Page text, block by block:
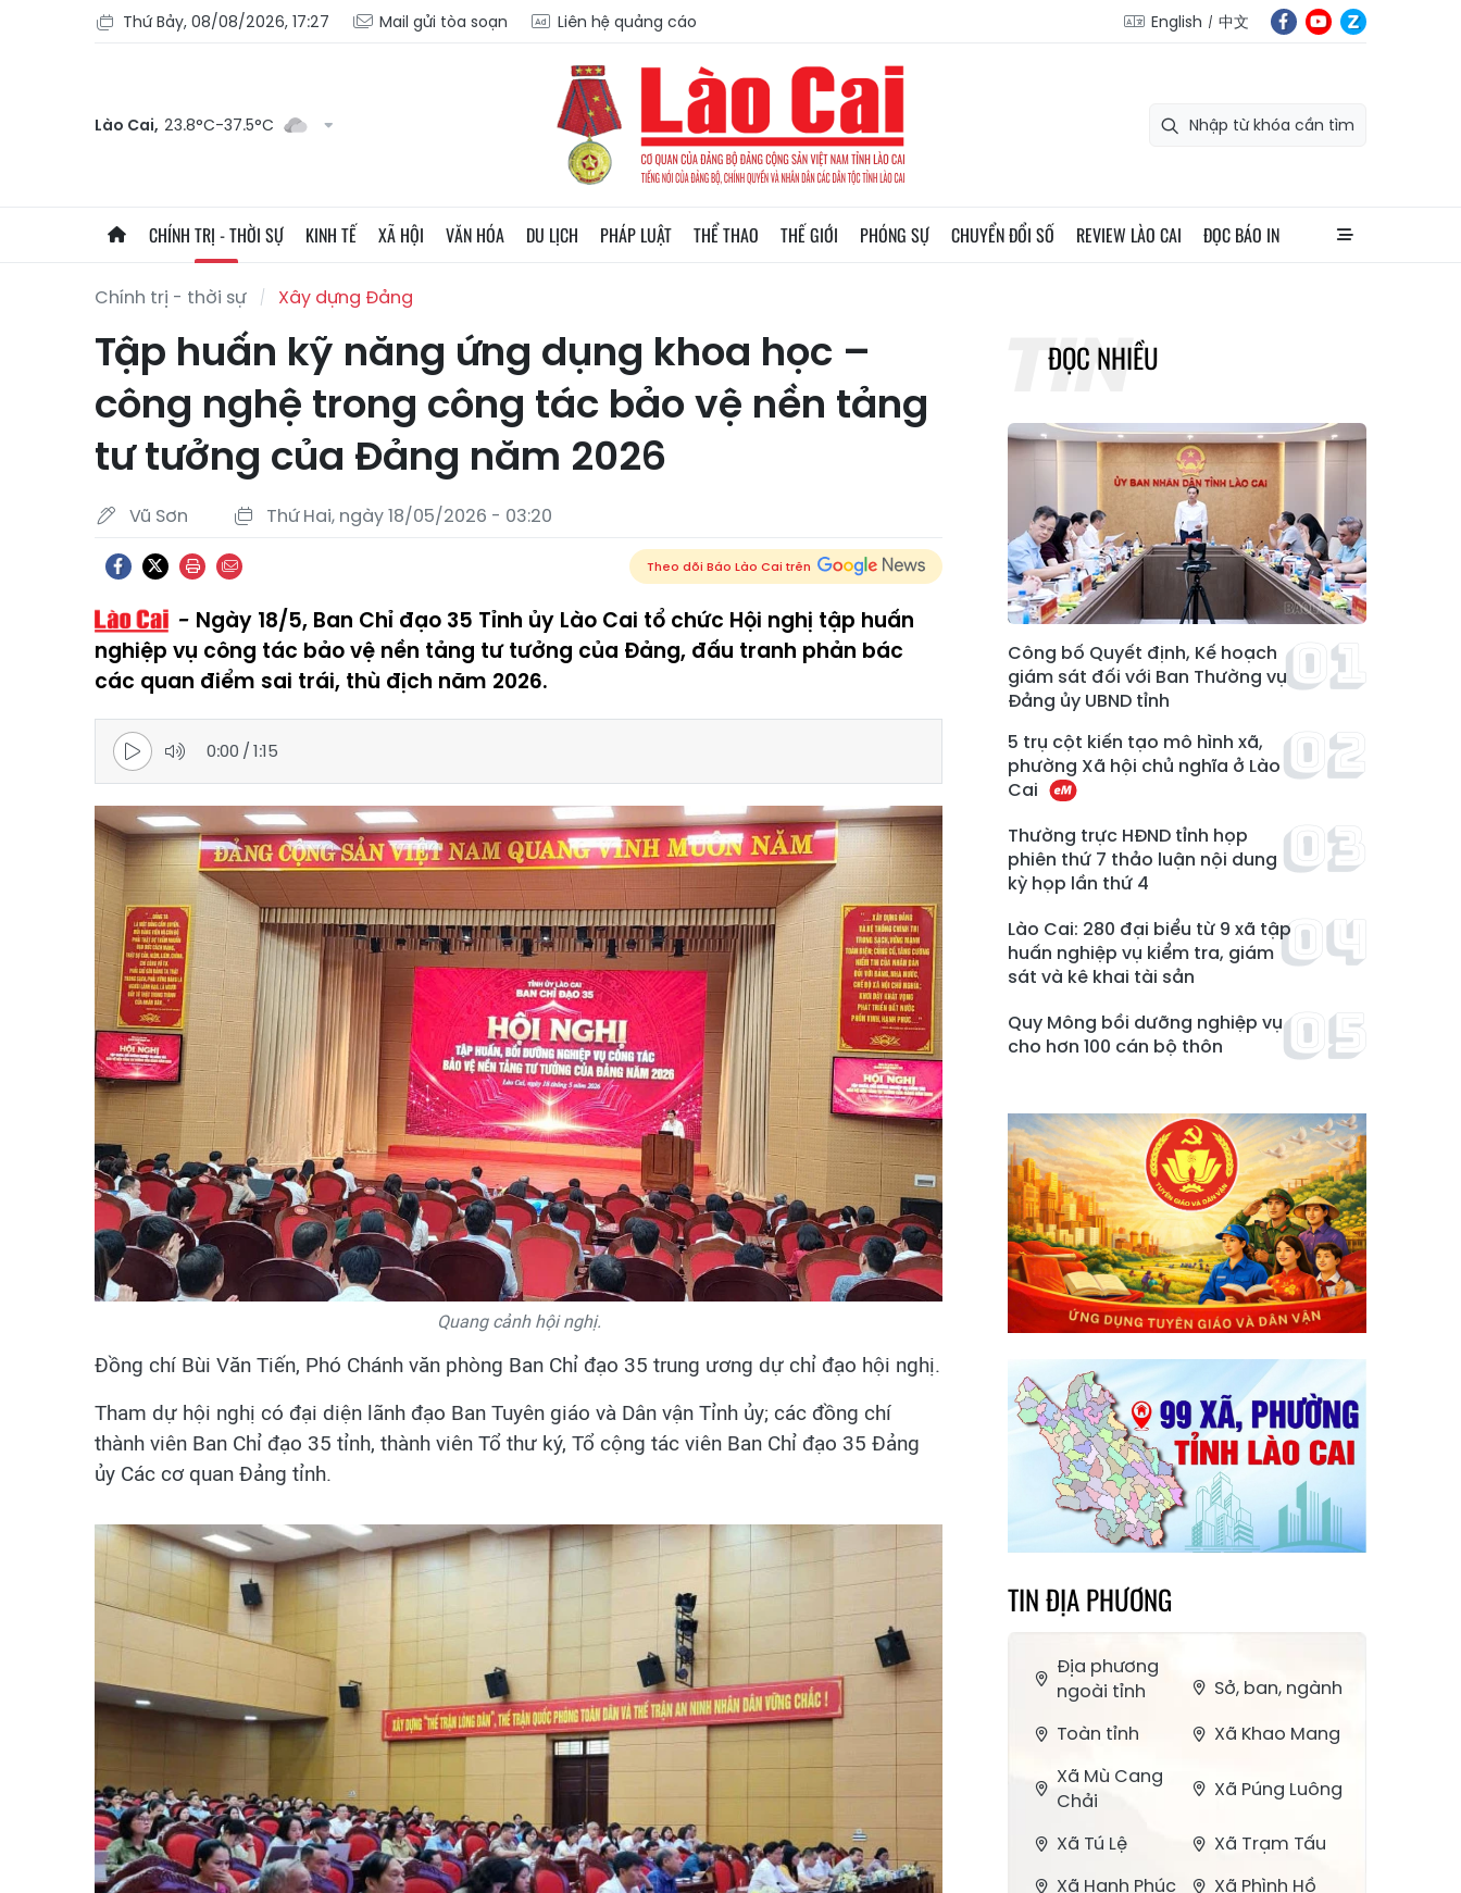
Thứ Bảy, 08/08/2026, 17:27 Mail gửi tòa soạn Liên hệ quảng cáo English 中文
Lào Cai, 23.8°C-37.5°C
CHÍNH TRỊ - THỜI SỰ KINH TẾ XÃ HỘI VĂN HÓA DU LỊCH PHÁP LUẬT THỂ THAO THẾ GIỚI PHÓNG SỰ CHUYỂN ĐỔI SỐ REVIEW LÀO CAI ĐỌC BÁO IN
Chính trị - thời sự Xây dựng Đảng
Tập huấn kỹ năng ứng dụng khoa học –
công nghệ trong công tác bảo vệ nền tảng
tư tưởng của Đảng năm 2026
Vũ Sơn Thứ Hai, ngày 18/05/2026 - 03:20
Theo dõi Báo Lào Cai trên
Ngày 18/5, Ban Chỉ đạo 35 Tỉnh ủy Lào Cai tổ chức Hội nghị tập huấn
nghiệp vụ công tác bảo vệ nền tảng tư tưởng của Đảng, đấu tranh phản bác
các quan điểm sai trái, thù địch năm 2026.
0:00 /1:15
Quang cảnh hội nghị.
Đồng chí Bùi Văn Tiến, Phó Chánh văn phòng Ban Chỉ đạo 35 trung ương dự chỉ đạo hội nghị.
Tham dự hội nghị có đại diện lãnh đạo Ban Tuyên giáo và Dân vận Tỉnh ủy; các đồng chí
thành viên Ban Chỉ đạo 35 tỉnh, thành viên Tổ thư ký, Tổ cộng tác viên Ban Chỉ đạo 35 Đảng
ủy Các cơ quan Đảng tỉnh.
ĐỌC NHIỀU
Công bố Quyết định, Kế hoạch
giám sát đối với Ban Thường vụ
Đảng ủy UBND tỉnh
5 trụ cột kiến tạo mô hình xã,
phường Xã hội chủ nghĩa ở Lào
Cai
Thường trực HĐND tỉnh họp
phiên thứ 7 thảo luận nội dung
kỳ họp lần thứ 4
Lào Cai: 280 đại biểu từ 9 xã tập
huấn nghiệp vụ kiểm tra, giám
sát và kê khai tài sản
Quy Mông bồi dưỡng nghiệp vụ
cho hơn 100 cán bộ thôn
TIN ĐỊA PHƯƠNG
Địa phương
ngoài tỉnh
Sở, ban, ngành
Toàn tỉnh
Xã Khao Mang
Xã Mù Cang
Chải
Xã Púng Luông
Xã Tú Lệ
Xã Trạm Tấu
Xã Hạnh Phúc
Xã Phình Hồ